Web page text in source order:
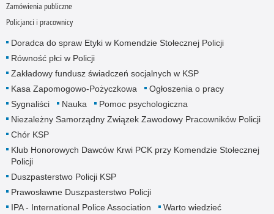
Zamówienia publiczne
Policjanci i pracownicy
Doradca do spraw Etyki w Komendzie Stołecznej Policji
Równość płci w Policji
Zakładowy fundusz świadczeń socjalnych w KSP
Kasa Zapomogowo-Pożyczkowa
Ogłoszenia o pracy
Sygnaliści
Nauka
Pomoc psychologiczna
Niezależny Samorządny Związek Zawodowy Pracowników Policji
Chór KSP
Klub Honorowych Dawców Krwi PCK przy Komendzie Stołecznej
Policji
Duszpasterstwo Policji KSP
Prawosławne Duszpasterstwo Policji
IPA - International Police Association
Warto wiedzieć